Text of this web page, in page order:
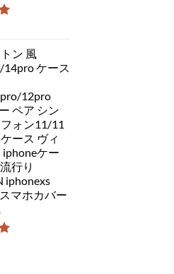
ン 風
14pro ケース
12pro
ペア シン
ォン11/11
ース ヴィ
iphoneケー
行り
iphonexs
マホカバー